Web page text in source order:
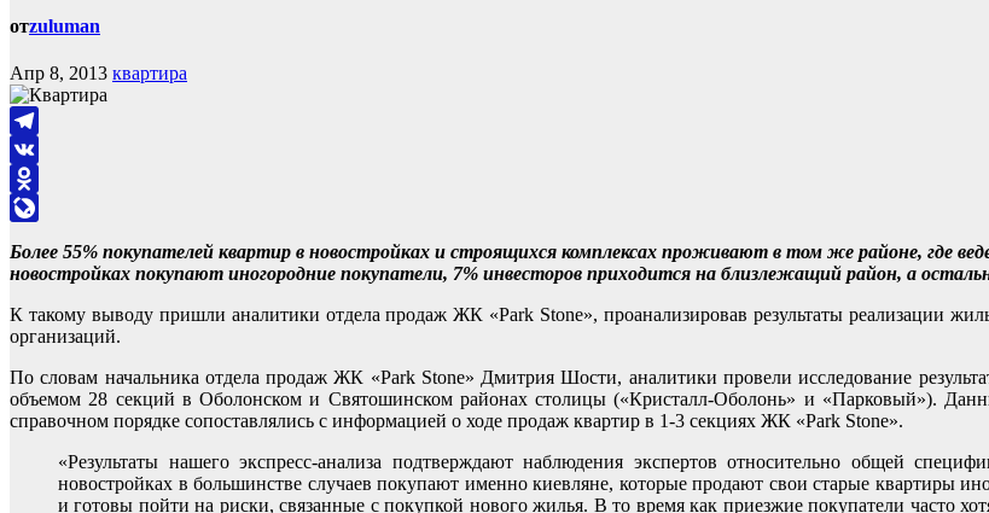
отzuluman
Апр 8, 2013 квартира
Telegram
VK
Odnoklassniki
Более 55% покупателей квартир в новостройках и строящихся комплексах проживают в том же районе, где
новостройках покупают иногородние покупатели, 7% инвесторов приходится на близлежащий район, а
К такому выводу пришли аналитики отдела продаж ЖК «Park Stone», проанализировав результаты реализации
организаций.
По словам начальника отдела продаж ЖК «Park Stone» Дмитрия Шости, аналитики провели исследование
объемом 28 секций в Оболонском и Святошинском районах столицы («Кристалл-Оболонь» и «Парковый»).
справочном порядке сопоставлялись с информацией о ходе продаж квартир в 1-3 секциях ЖК «Park Stone».
«Результаты нашего экспресс-анализа подтверждают наблюдения экспертов относительно общей
новостройках в большинстве случаев покупают именно киевляне, которые продают свои старые квартиры
и готовы пойти на риски, связанные с покупкой нового жилья. В то время как приезжие покупатели часто